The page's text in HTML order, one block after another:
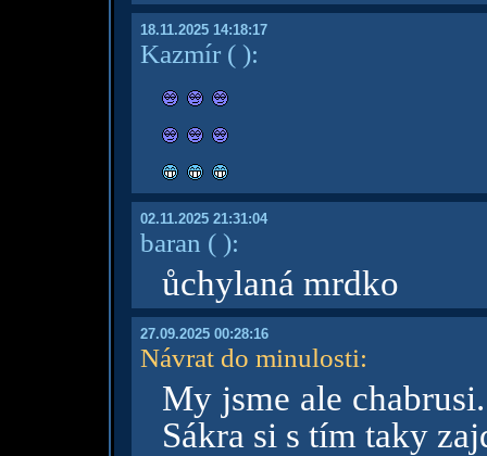
18.11.2025 14:18:17
Kazmír( ):
02.11.2025 21:31:04
baran ( ):
ůchylaná mrdko
27.09.2025 00:28:16
Návrat do minulosti:
My jsme ale
Sákra si s tím taky